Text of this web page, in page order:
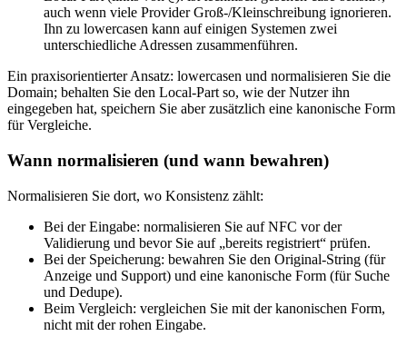
auch wenn viele Provider Groß‑/Kleinschreibung ignorieren.
Ihn zu lowercasen kann auf einigen Systemen zwei
unterschiedliche Adressen zusammenführen.
Ein praxisorientierter Ansatz: lowercasen und normalisieren Sie die
Domain; behalten Sie den Local‑Part so, wie der Nutzer ihn
eingegeben hat, speichern Sie aber zusätzlich eine kanonische Form
für Vergleiche.
Wann normalisieren (und wann bewahren)
Normalisieren Sie dort, wo Konsistenz zählt:
Bei der Eingabe: normalisieren Sie auf NFC vor der
Validierung und bevor Sie auf „bereits registriert“ prüfen.
Bei der Speicherung: bewahren Sie den Original‑String (für
Anzeige und Support) und eine kanonische Form (für Suche
und Dedupe).
Beim Vergleich: vergleichen Sie mit der kanonischen Form,
nicht mit der rohen Eingabe.